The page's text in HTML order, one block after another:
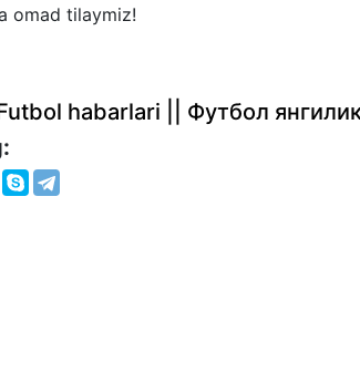
omad tilaymiz!
habarlari || Футбол